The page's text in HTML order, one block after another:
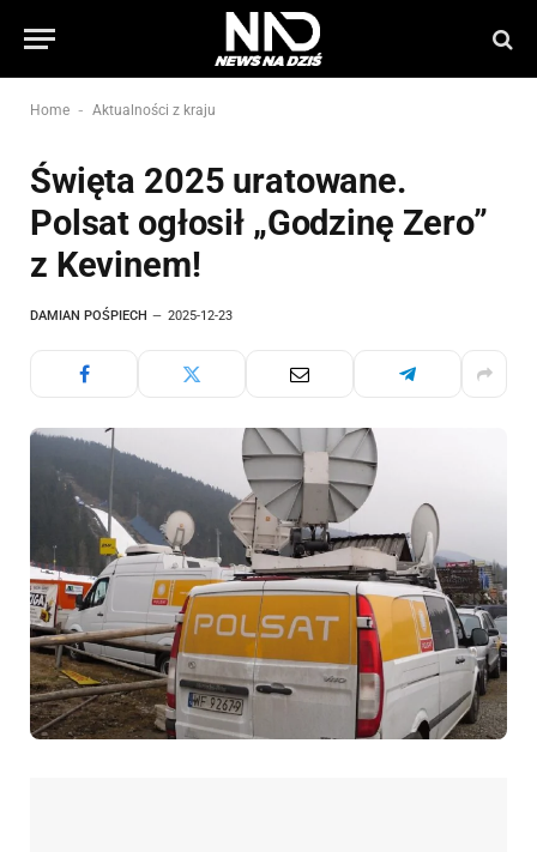
Home - Aktualności z kraju
Święta 2025 uratowane.
Polsat ogłosił „Godzinę Zero”
z Kevinem!
DAMIAN POŚPIECH 2025-12-23